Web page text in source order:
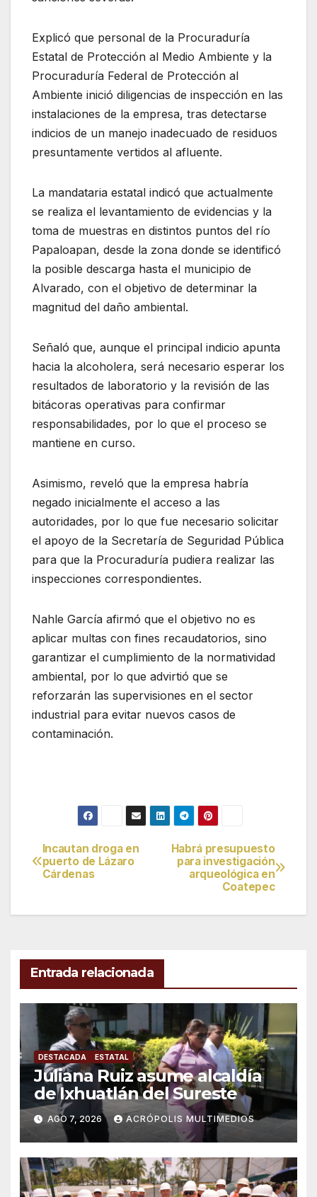
Explicó que personal de la Procuraduría
Estatal de Protección al Medio Ambiente y la
Procuraduría Federal de Protección al
Ambiente inició diligencias de inspección en las
instalaciones de la empresa, tras detectarse
indicios de un manejo inadecuado de residuos
presuntamente vertidos al afluente.
La mandataria estatal indicó que actualmente
se realiza el levantamiento de evidencias y la
toma de muestras en distintos puntos del río
Papaloapan, desde la zona donde se identificó
la posible descarga hasta el municipio de
Alvarado, con el objetivo de determinar la
magnitud del daño ambiental.
Señaló que, aunque el principal indicio apunta
hacia la alcoholera, será necesario esperar los
resultados de laboratorio y la revisión de las
bitácoras operativas para confirmar
responsabilidades, por lo que el proceso se
mantiene en curso.
Asimismo, reveló que la empresa habría
negado inicialmente el acceso a las
autoridades, por lo que fue necesario solicitar
el apoyo de la Secretaría de Seguridad Pública
para que la Procuraduría pudiera realizar las
inspecciones correspondientes.
Nahle García afirmó que el objetivo no es
aplicar multas con fines recaudatorios, sino
garantizar el cumplimiento de la normatividad
ambiental, por lo que advirtió que se
reforzarán las supervisiones en el sector
industrial para evitar nuevos casos de
contaminación.
Navegación
de
entradas
Habrá presupuesto
para investigación
arqueológica en
Coatepec
Incautan droga en
puerto de Lázaro
Cárdenas
Entrada relacionada
DESTACADA ESTATAL
Juliana Ruiz asume alcaldía
de Ixhuatlán del Sureste
AGO 7, 2026 ACRÓPOLIS MULTIMEDIOS